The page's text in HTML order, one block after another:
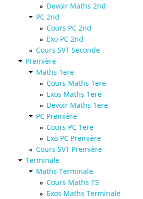
Devoir Maths 2nd
PC 2nd
Cours PC 2nd
Exo PC 2nd
Cours SVT Seconde
Première
Maths 1ere
Cours Maths 1ere
Exos Maths 1ere
Devoir Maths 1ere
PC Première
Cours PC 1ere
Exo PC Première
Cours SVT Première
Terminale
Maths Terminale
Cours Maths TS
Exos Maths Terminale